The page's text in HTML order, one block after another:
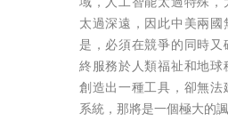
域，人工智能太過特殊，
太過深遠，因此中美兩國
是，必須在競爭的同時又
終服務於人類福祉和地球
創造出一種工具，卻無法
系統，那將是一個極大的諷